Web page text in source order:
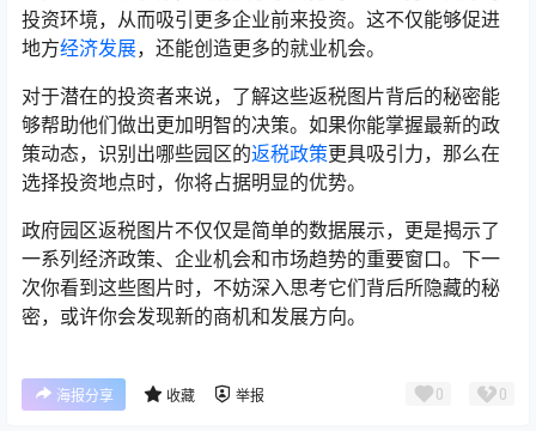
投资环境，从而吸引更多企业前来投资。这不仅能够促进
地方经济发展，还能创造更多的就业机会。
对于潜在的投资者来说，了解这些返税图片背后的秘密能
够帮助他们做出更加明智的决策。如果你能掌握最新的政
策动态，识别出哪些园区的返税政策更具吸引力，那么在
选择投资地点时，你将占据明显的优势。
政府园区返税图片不仅仅是简单的数据展示，更是揭示了
一系列经济政策、企业机会和市场趋势的重要窗口。下一
次你看到这些图片时，不妨深入思考它们背后所隐藏的秘
密，或许你会发现新的商机和发展方向。
海报分享 收藏 举报 0 0